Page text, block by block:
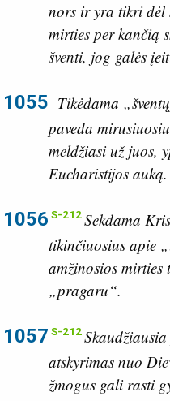
nors ir yra tikri dėl
mirties per kančią
šventi, jog galės
1055 Tikėdama
paveda
meldžiasi už juos,
Eucharistijos auką.
1056 S-212Sekdama
tikinčiuosius apie
amžinosios mirties
„pragaru“.
1057 S-212
atskyrimas nuo
žmogus gali rasti